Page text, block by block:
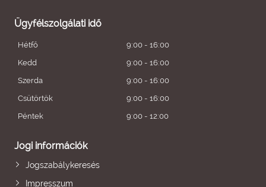
Ügyfélszolgálati idő
Hétfő
9:00 - 16:00
Kedd
9:00 - 16:00
Szerda
9:00 - 16:00
Csütörtök
9:00 - 16:00
Péntek
9:00 - 12:00
Jogi információk
Jogszabálykeresés
Impresszum